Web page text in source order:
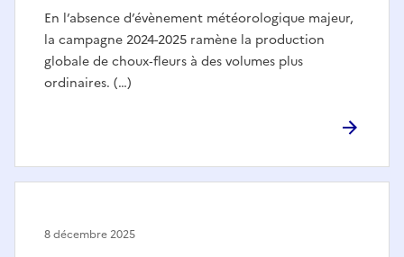
En l’absence d’évènement météorologique majeur,
la campagne 2024-2025 ramène la production
globale de choux‑fleurs à des volumes plus
ordinaires. (…)
8 décembre 2025